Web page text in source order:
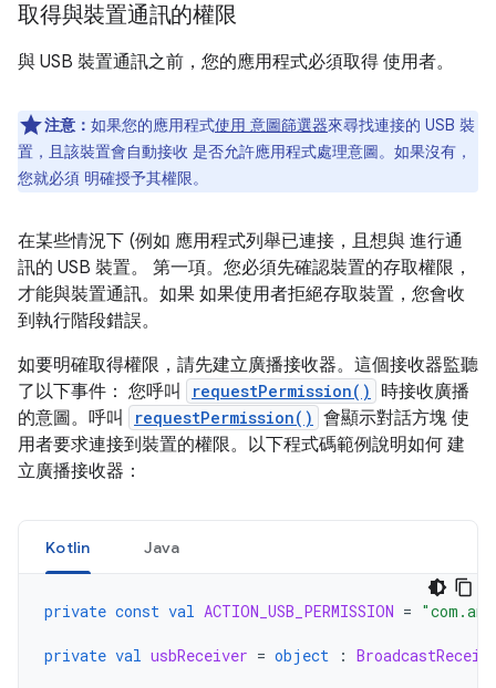
取得與裝置通訊的權限
與 USB 裝置通訊之前，您的應用程式必須取得 使用者。
注意： 如果您的應用程式使用 意圖篩選器來尋找連接的 USB 裝
置，且該裝置會自動接收 是否允許應用程式處理意圖。如果沒有，
您就必須 明確授予其權限。
在某些情況下 (例如 應用程式列舉已連接，且想與 進行通
訊的 USB 裝置。 第一項。您必須先確認裝置的存取權限，
才能與裝置通訊。如果 如果使用者拒絕存取裝置，您會收
到執行階段錯誤。
如要明確取得權限，請先建立廣播接收器。這個接收器監聽
了以下事件： 您呼叫
requestPermission()
時接收廣播
的意圖。呼叫
requestPermission() 會顯示對話方塊 使
用者要求連接到裝置的權限。以下程式碼範例說明如何 建
立廣播接收器：
Kotlin Java
private const val ACTION_USB_PERMISSION =
private val usbReceiver = object :